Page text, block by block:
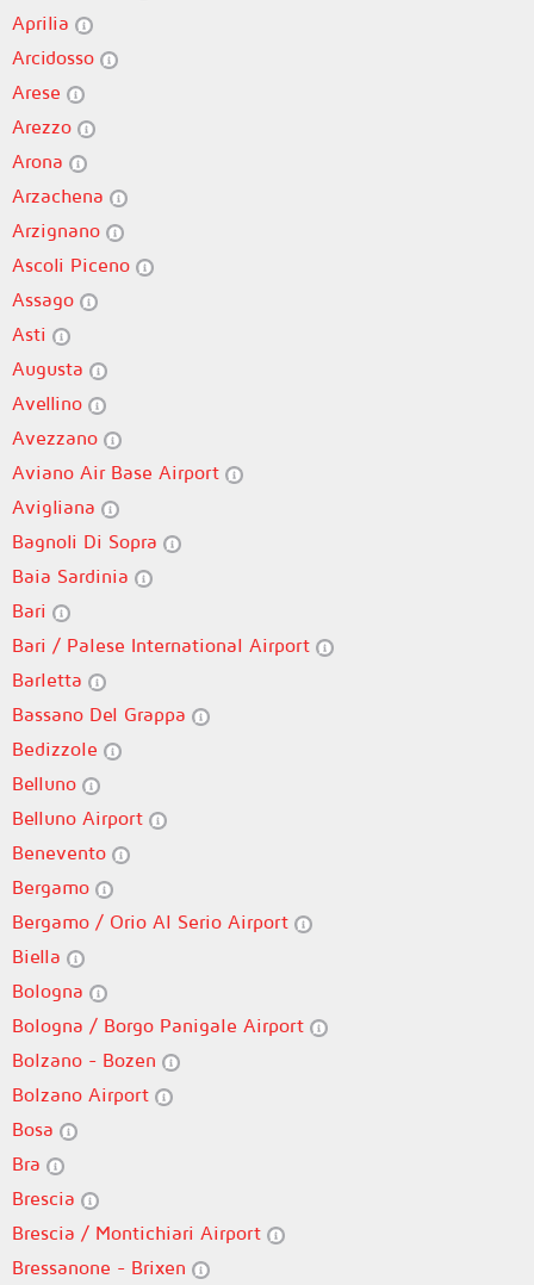
Aprilia
Arcidosso
Arese
Arezzo
Arona
Arzachena
Arzignano
Ascoli Piceno
Assago
Asti
Augusta
Avellino
Avezzano
Aviano Air Base Airport
Avigliana
Bagnoli Di Sopra
Baia Sardinia
Bari
Bari / Palese International Airport
Barletta
Bassano Del Grappa
Bedizzole
Belluno
Belluno Airport
Benevento
Bergamo
Bergamo / Orio Al Serio Airport
Biella
Bologna
Bologna / Borgo Panigale Airport
Bolzano - Bozen
Bolzano Airport
Bosa
Bra
Brescia
Brescia / Montichiari Airport
Bressanone - Brixen